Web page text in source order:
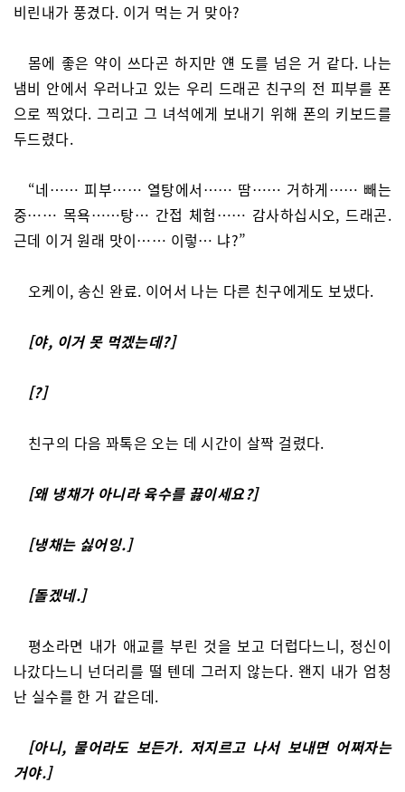
비린내가 풍겼다. 이거 먹는 거 맞아?
몸에 좋은 약이 쓰다곤 하지만 얜 도를 넘은 거 같다. 나는
냄비 안에서 우러나고 있는 우리 드래곤 친구의 전 피부를 폰
으로 찍었다. 그리고 그 녀석에게 보내기 위해 폰의 키보드를
두드렸다.
“네…… 피부…… 열탕에서…… 땀…… 거하게…… 빼는
중…… 목욕……탕… 간접 체험…… 감사하십시오, 드래곤.
근데 이거 원래 맛이…… 이렇… 냐?”
오케이, 송신 완료. 이어서 나는 다른 친구에게도 보냈다.
[야, 이거 못 먹겠는데?]
[?]
친구의 다음 꽈톡은 오는 데 시간이 살짝 걸렸다.
[왜 냉채가 아니라 육수를 끓이세요?]
[냉채는 싫어잉.]
[돌겠네.]
평소라면 내가 애교를 부린 것을 보고 더럽다느니, 정신이
나갔다느니 넌더리를 떨 텐데 그러지 않는다. 왠지 내가 엄청
난 실수를 한 거 같은데.
[아니, 물어라도 보든가. 저지르고 나서 보내면 어쩌자는
거야.]